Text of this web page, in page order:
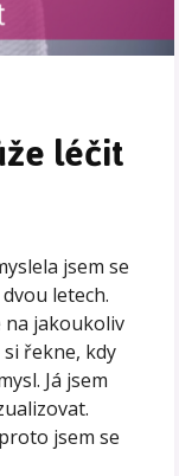
léčit
jsem se
letech.
na jakoukoliv
řekne, kdy
Já jsem
jsem se